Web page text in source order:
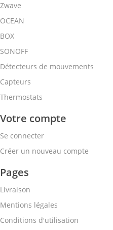
Zwave
OCEAN
BOX
SONOFF
Détecteurs de mouvements
Capteurs
Thermostats
Votre compte
Se connecter
Créer un nouveau compte
Pages
Livraison
Mentions légales
Conditions d'utilisation